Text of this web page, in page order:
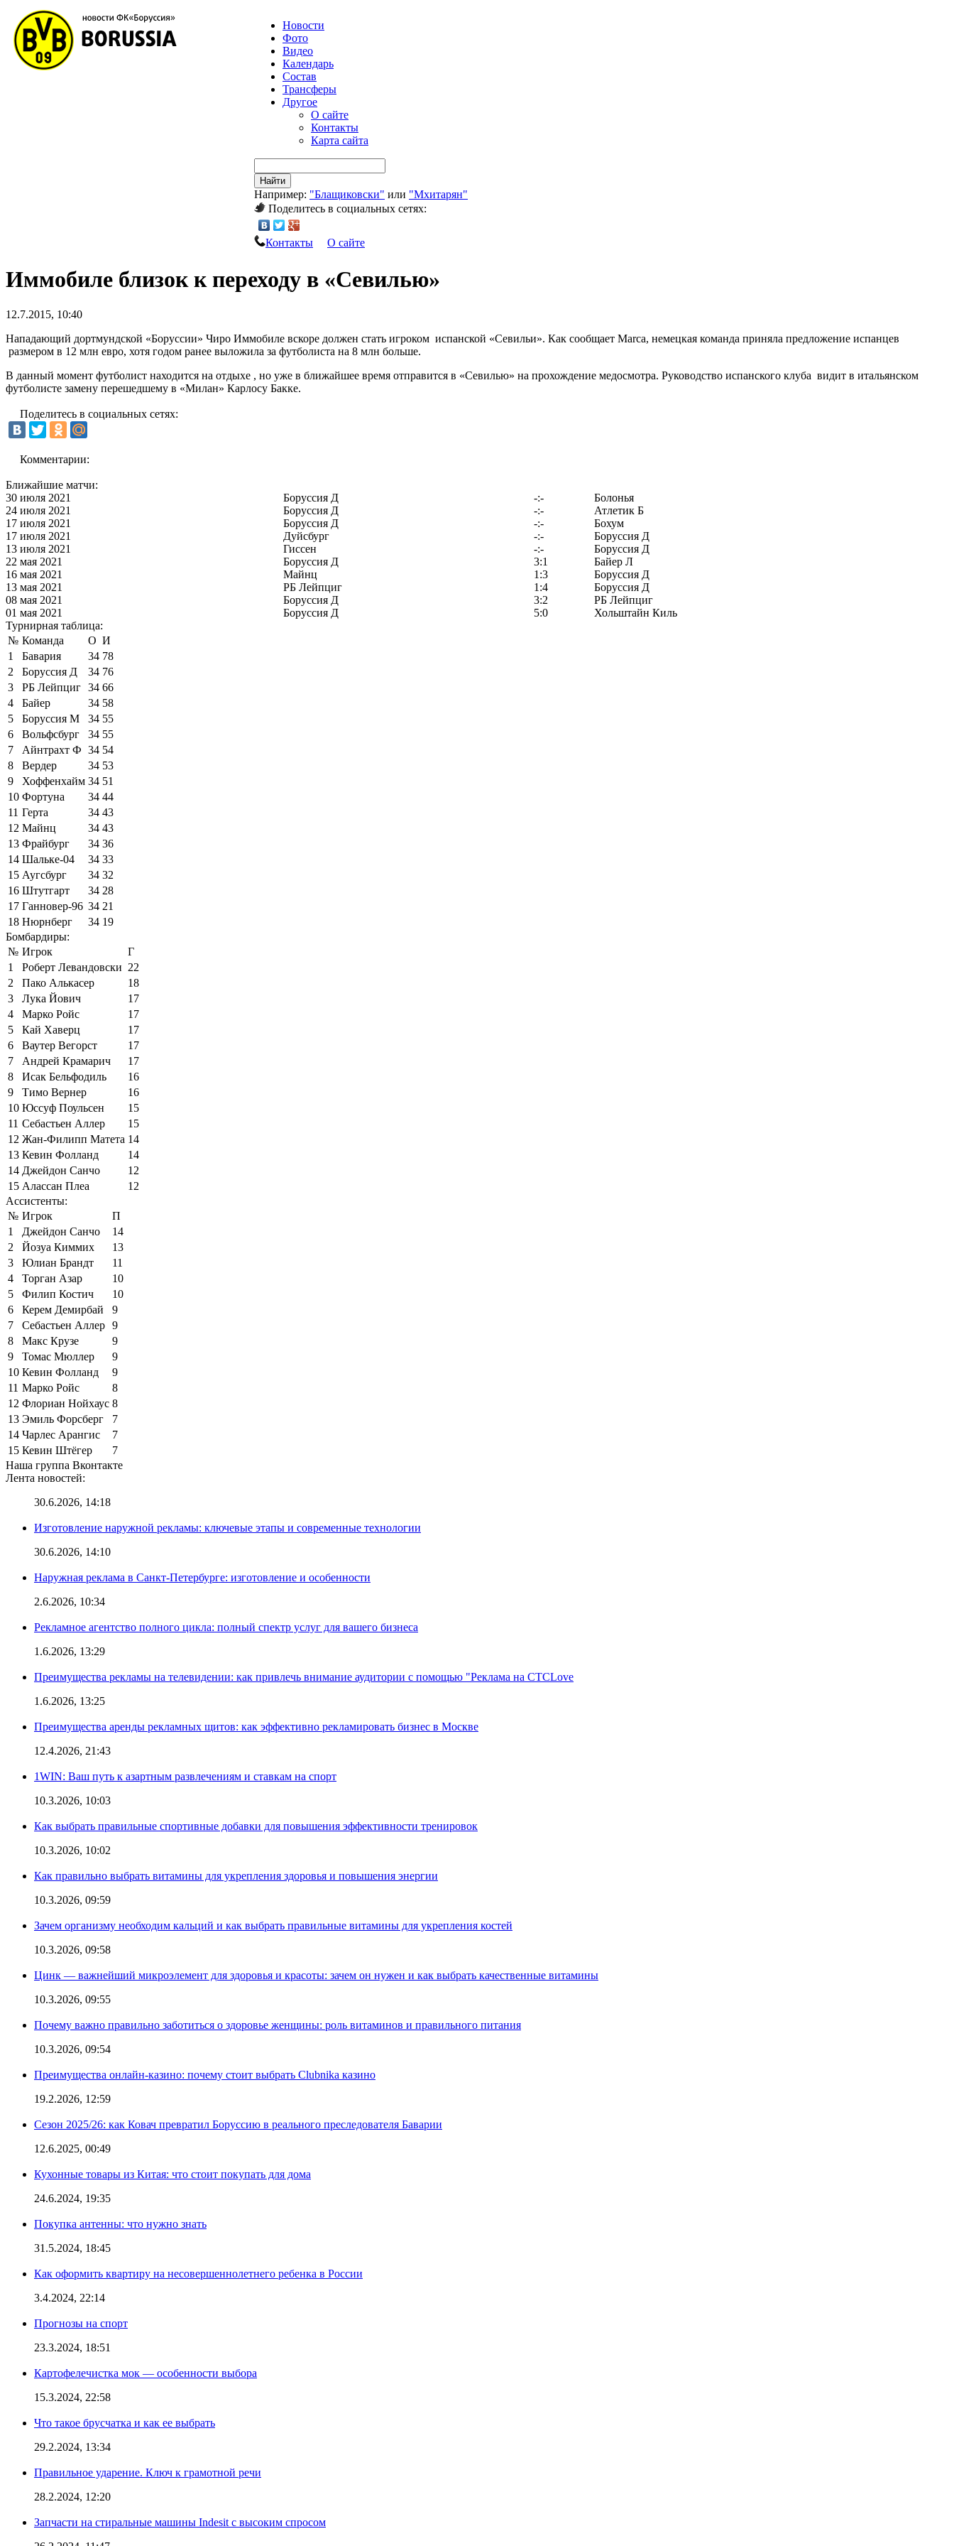
Новости
Фото
Видео
Календарь
Состав
Трансферы
Другое
О сайте
Контакты
Карта сайта
Найти
Например: "Блащиковски" или "Мхитарян"
Поделитесь в социальных сетях:
Контакты О сайте
Иммобиле близок к переходу в «Севилью»
12.7.2015, 10:40
Нападающий дортмундской «Боруссии» Чиро Иммобиле вскоре должен стать игроком испанской «Севильи». Как сообщает Marca, немецкая команда приняла предложение испанцев
размером в 12 млн евро, хотя годом ранее выложила за футболиста на 8 млн больше.
В данный момент футболист находится на отдыхе , но уже в ближайшее время отправится в «Севилью» на прохождение медосмотра. Руководство испанского клуба видит в итальянском
футболисте замену перешедшему в «Милан» Карлосу Бакке.
Поделитесь в социальных сетях:
Комментарии:
Ближайшие матчи:
30 июля 2021
Боруссия Д -:-
Болонья
24 июля 2021
Боруссия Д -:-
Атлетик Б
17 июля 2021
Боруссия Д -:-
Бохум
17 июля 2021
Дуйсбург -:-
Боруссия Д
13 июля 2021
Гиссен -:-
Боруссия Д
22 мая 2021
Боруссия Д 3:1
Байер Л
16 мая 2021
Майнц 1:3
Боруссия Д
13 мая 2021
РБ Лейпциг 1:4
Боруссия Д
08 мая 2021
Боруссия Д 3:2
РБ Лейпциг
01 мая 2021
Боруссия Д 5:0
Хольштайн Киль
Турнирная таблица:
№ Команда О И
1
Бавария 34 78
2
Боруссия Д 34 76
3
РБ Лейпциг 34 66
4
Байер 34 58
5
Боруссия М 34 55
6
Вольфсбург 34 55
7
Айнтрахт Ф 34 54
8
Вердер 34 53
9
Хоффенхайм 34 51
10 Фортуна 34 44
11 Герта 34 43
12 Майнц 34 43
13 Фрайбург 34 36
14 Шальке-04 34 33
15 Аугсбург 34 32
16 Штутгарт 34 28
17 Ганновер-96 34 21
18 Нюрнберг 34 19
Бомбардиры:
№ Игрок
Г
1
Роберт Левандовски 22
2
Пако Алькасер
18
3
Лука Йович
17
4
Марко Ройс
17
5
Кай Хаверц
17
6
Ваутер Вегорст
17
7
Андрей Крамарич
17
8
Исак Бельфодиль
16
9
Тимо Вернер
16
10 Юссуф Поульсен
15
11 Себастьен Аллер
15
12 Жан-Филипп Матета 14
13 Кевин Фолланд
14
14 Джейдон Санчо
12
15 Алассан Плеа
12
Ассистенты:
№ Игрок
П
1
Джейдон Санчо
14
2
Йозуа Киммих
13
3
Юлиан Брандт
11
4
Торган Азар
10
5
Филип Костич
10
6
Керем Демирбай
9
7
Себастьен Аллер 9
8
Макс Крузе
9
9
Томас Мюллер
9
10 Кевин Фолланд
9
11 Марко Ройс
8
12 Флориан Нойхаус 8
13 Эмиль Форсберг
7
14 Чарлес Арангис
7
15 Кевин Штёгер
7
Наша группа Вконтакте
Лента новостей:
30.6.2026, 14:18
Изготовление наружной рекламы: ключевые этапы и современные технологии
30.6.2026, 14:10
Наружная реклама в Санкт-Петербурге: изготовление и особенности
2.6.2026, 10:34
Рекламное агентство полного цикла: полный спектр услуг для вашего бизнеса
1.6.2026, 13:29
Преимущества рекламы на телевидении: как привлечь внимание аудитории с помощью "Реклама на СТСLove
1.6.2026, 13:25
Преимущества аренды рекламных щитов: как эффективно рекламировать бизнес в Москве
12.4.2026, 21:43
1WIN: Ваш путь к азартным развлечениям и ставкам на спорт
10.3.2026, 10:03
Как выбрать правильные спортивные добавки для повышения эффективности тренировок
10.3.2026, 10:02
Как правильно выбрать витамины для укрепления здоровья и повышения энергии
10.3.2026, 09:59
Зачем организму необходим кальций и как выбрать правильные витамины для укрепления костей
10.3.2026, 09:58
Цинк — важнейший микроэлемент для здоровья и красоты: зачем он нужен и как выбрать качественные витамины
10.3.2026, 09:55
Почему важно правильно заботиться о здоровье женщины: роль витаминов и правильного питания
10.3.2026, 09:54
Преимущества онлайн-казино: почему стоит выбрать Clubnika казино
19.2.2026, 12:59
Сезон 2025/26: как Ковач превратил Боруссию в реального преследователя Баварии
12.6.2025, 00:49
Кухонные товары из Китая: что стоит покупать для дома
24.6.2024, 19:35
Покупка антенны: что нужно знать
31.5.2024, 18:45
Как оформить квартиру на несовершеннолетнего ребенка в России
3.4.2024, 22:14
Прогнозы на спорт
23.3.2024, 18:51
Картофелечистка мок — особенности выбора
15.3.2024, 22:58
Что такое брусчатка и как ее выбрать
29.2.2024, 13:34
Правильное ударение. Ключ к грамотной речи
28.2.2024, 12:20
Запчасти на стиральные машины Indesit с высоким спросом